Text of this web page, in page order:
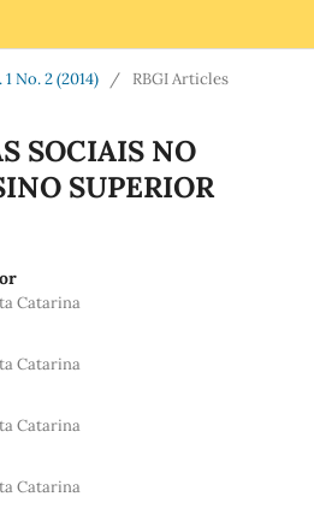
1 No. 2 (2014) / RBGI Articles
SOCIAIS NO
SUPERIOR
Catarina
Catarina
Catarina
Catarina